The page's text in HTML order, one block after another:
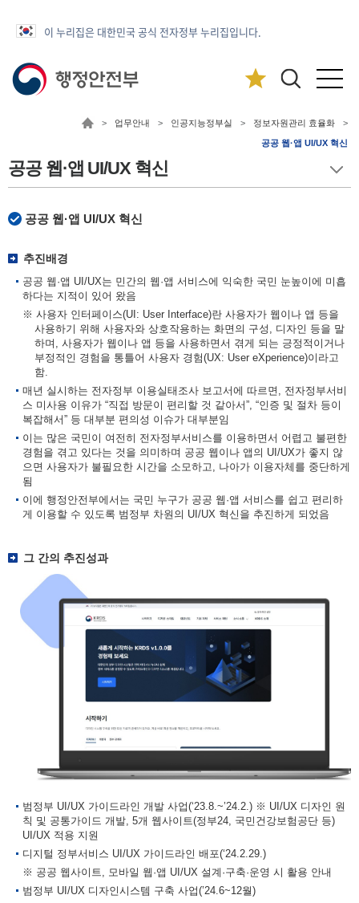
이 누리집은 대한민국 공식 전자정부 누리집입니다.
공공 웹·앱 UI/UX 혁신
> 업무안내 > 인공지능정부실 > 정보자원관리 효율화 >
공공 웹·앱 UI/UX 혁신
공공 웹·앱 UI/UX 혁신
추진배경
공공 웹·앱 UI/UX는 민간의 웹·앱 서비스에 익숙한 국민 눈높이에 미흡
하다는 지적이 있어 왔음
※ 사용자 인터페이스(UI: User Interface)란 사용자가 웹이나 앱 등을
사용하기 위해 사용자와 상호작용하는 화면의 구성, 디자인 등을 말
하며, 사용자가 웹이나 앱 등을 사용하면서 겪게 되는 긍정적이거나
부정적인 경험을 통틀어 사용자 경험(UX: User eXperience)이라고
함.
매년 실시하는 전자정부 이용실태조사 보고서에 따르면, 전자정부서비
스 미사용 이유가 “직접 방문이 편리할 것 같아서”, “인증 및 절차 등이
복잡해서” 등 대부분 편의성 이슈가 대부분임
이는 많은 국민이 여전히 전자정부서비스를 이용하면서 어렵고 불편한
경험을 겪고 있다는 것을 의미하며 공공 웹이나 앱의 UI/UX가 좋지 않
으면 사용자가 불필요한 시간을 소모하고, 나아가 이용자체를 중단하게
됨
이에 행정안전부에서는 국민 누구가 공공 웹·앱 서비스를 쉽고 편리하
게 이용할 수 있도록 범정부 차원의 UI/UX 혁신을 추진하게 되었음
그 간의 추진성과
범정부 UI/UX 가이드라인 개발 사업(‘23.8.~’24.2.) ※ UI/UX 디자인 원
칙 및 공통가이드 개발, 5개 웹사이트(정부24, 국민건강보험공단 등)
UI/UX 적용 지원
디지털 정부서비스 UI/UX 가이드라인 배포(‘24.2.29.)
※ 공공 웹사이트, 모바일 웹·앱 UI/UX 설계·구축·운영 시 활용 안내
범정부 UI/UX 디자인시스템 구축 사업(’24.6~12월)